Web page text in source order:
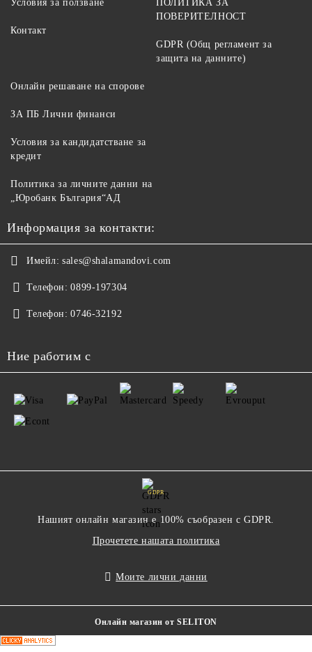
Условия за ползване
Контакт
ПОЛИТИКА ЗА
ПОВЕРИТЕЛНОСТ
GDPR (Общ регламент за
защита на данните)
Онлайн решаване на спорове
ЗА ПБ Лични финанси
Условия за кандидатстване за
кредит
Политика за личните данни на
„Юробанк България“АД
Информация за контакти:
Имейл: sales@shalamandovi.com
Телефон: 0899-197304
Телефон: 0746-32192
Ние работим с
GDPR
Нашият онлайн магазин е 100% съобразен с GDPR.
Прочетете нашата политика
Моите лични данни
Онлайн магазин от SELITON